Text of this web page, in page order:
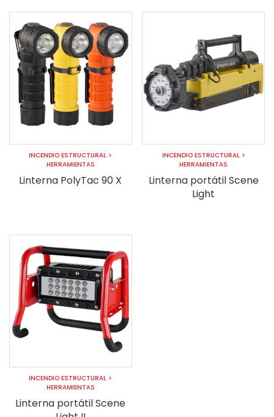
INCENDIO ESTRUCTURAL >
HERRAMIENTAS
Linterna PolyTac 90 X
INCENDIO ESTRUCTURAL>
HERRAMIENTAS
Linterna portátil Scene
Light
INCENDIO ESTRUCTURAL >
HERRAMIENTAS
Linterna portátil Scene